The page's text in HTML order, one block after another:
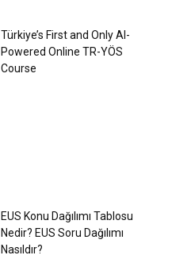
Türkiye’s First and Only AI-
Powered Online TR-YÖS
Course
EUS Konu Dağılımı Tablosu
Nedir? EUS Soru Dağılımı
Nasıldır?